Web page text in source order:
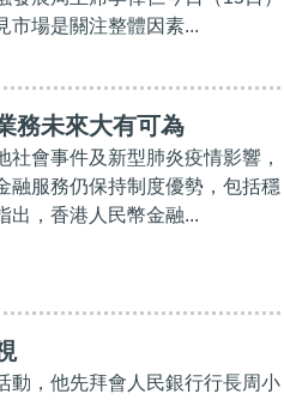
市場是關注整體因素...
務未來大有可為
會事件及新型肺炎疫情影響，
融服務仍保持制度優勢，包括穩
出，香港人民幣金融...
動，他先拜會人民銀行行長周小